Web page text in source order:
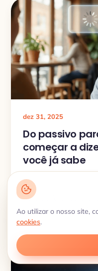
dez 31, 2025
Do passivo
começar a
você já sabe
Você reconhece a
hora de falar dá
direcções – e usar
repetição espaçada
reconhecimento em
Ao utilizar o nosso site,
cookies.